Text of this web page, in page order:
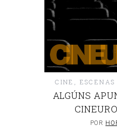
CINE ESCENAS
ALGÚNS
POR